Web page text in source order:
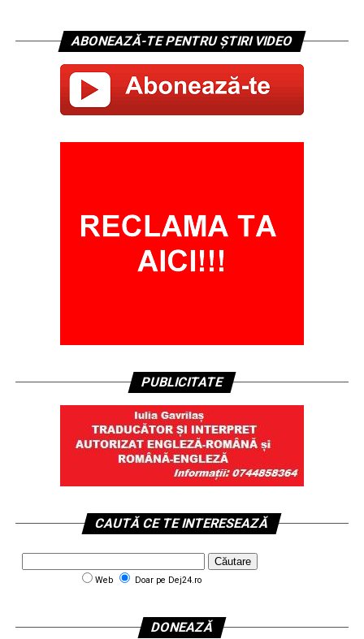
ABONEAZĂ-TE PENTRU ȘTIRI VIDEO
PUBLICITATE
CAUTĂ CE TE INTERESEAZĂ
Web Doar pe Dej24.ro
DONEAZĂ